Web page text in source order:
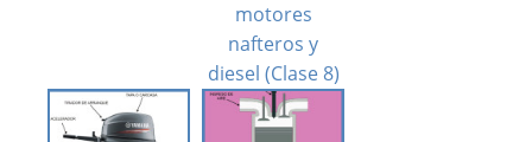
motores
nafteros y
diesel (Clase 8)